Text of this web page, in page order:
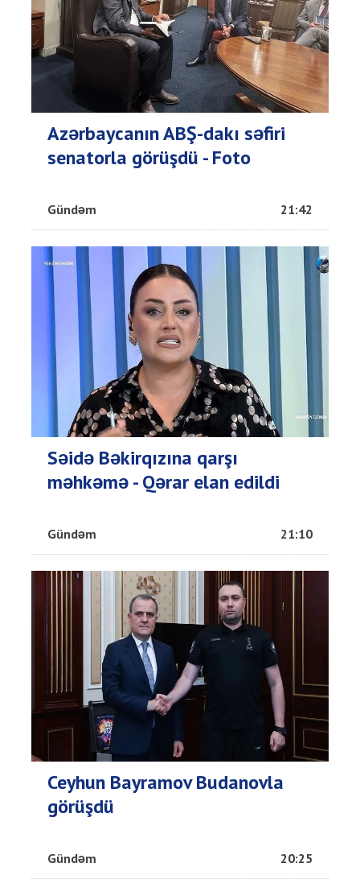
Azərbaycanın ABŞ-dakı səfiri
senatorla görüşdü - Foto
Gündəm 21:42
Səidə Bəkirqızına qarşı
məhkəmə - Qərar elan edildi
Gündəm 21:10
Ceyhun Bayramov Budanovla
görüşdü
Gündəm 20:25